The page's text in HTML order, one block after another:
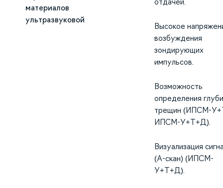
материалов
ультразвуковой
отдачей.
Высокое
возбуждения
зондирующих
импульсов.
Возможность
определения
трещин (ИПСМ-
ИПСМ-У+Т+Д).
Визуализация
(А-скан) (ИПСМ-
У+Т+Д).